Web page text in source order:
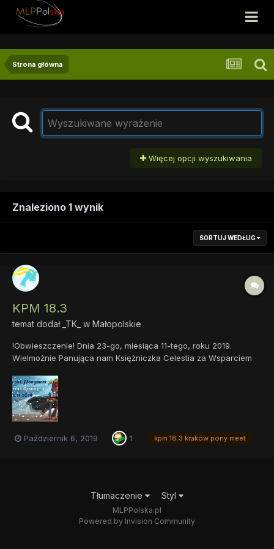
Strona główna
Więcej opcji wyszukiwania
Znaleziono 1 wynik
SORTUJ WEDŁUG
KPM 18.3
temat dodał _TK_ w Małopolskie
!Obwieszczenie! Dnia 23-go, miesiąca 11-tego, roku 2019.
Wielmożnie Panująca nam Księżniczka Celestia za Wsparciem
ZBIERZCIE SIĘ! ZIMA NADCHODZI! WYDARZENIE
Październik 6, 2019 1 kpm 18.3 kraków pony meet
Tłumaczenie Styl
MLPPolska.pl
Powered by Invision Community